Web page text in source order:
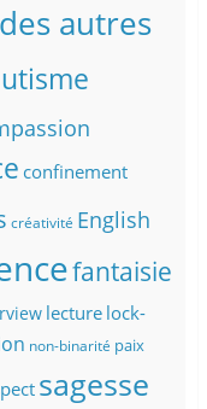
autres
confinement
créativité English
fantaisie
lecture lock-
non-binarité paix
sagesse